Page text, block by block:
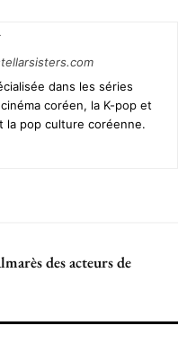
dans les séries
coréen, la K-pop et
la pop culture coréenne.
des acteurs de